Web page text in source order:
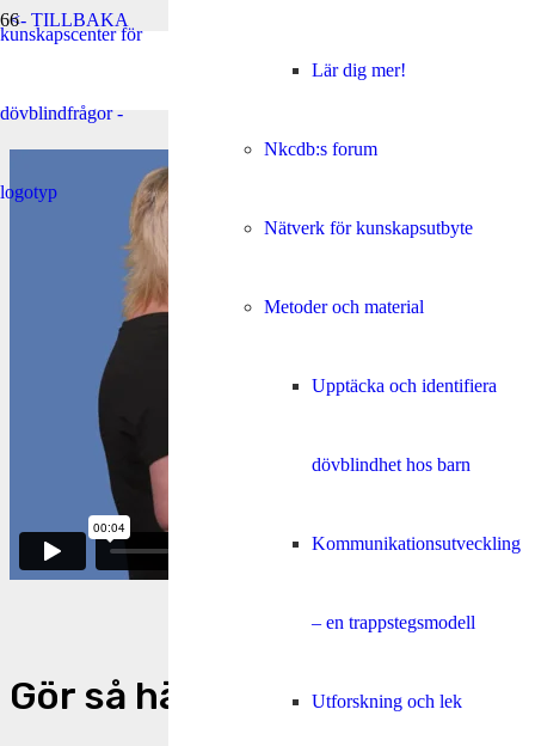
Lär dig mer!
Nkcdb:s forum
Nätverk för kunskapsutbyte
Metoder och material
Upptäcka och identifiera
dövblindhet hos barn
Kommunikationsutveckling
– en trappstegsmodell
Utforskning och lek
<- TILLBAKA
Tack
Gör så här